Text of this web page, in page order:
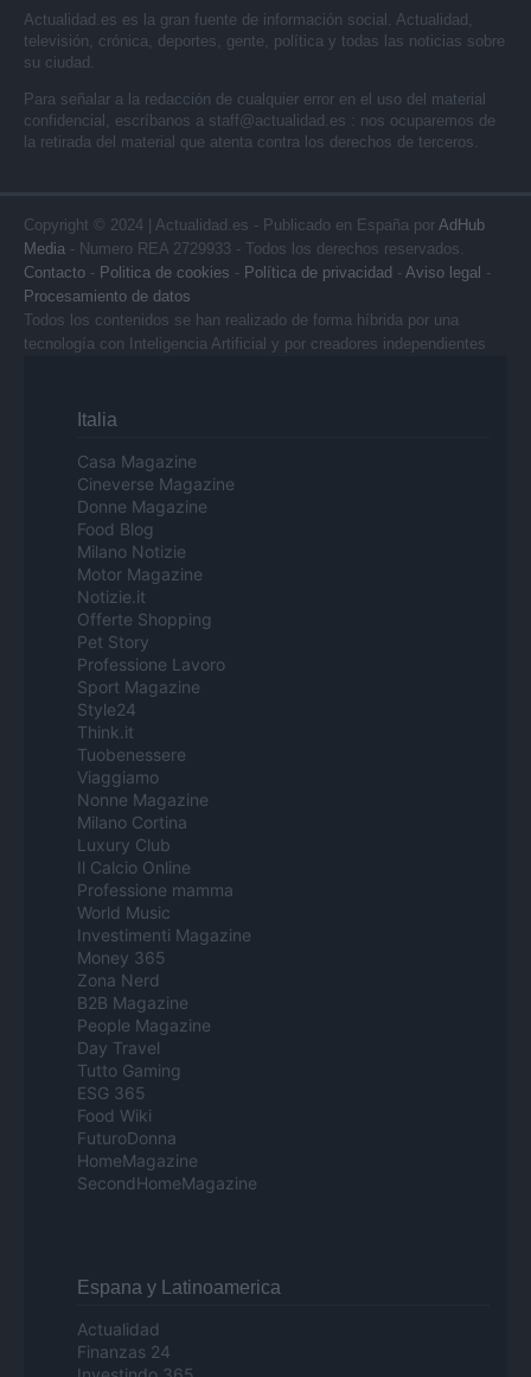
Actualidad.es es la gran fuente de información social. Actualidad,
televisión, crónica, deportes, gente, política y todas las noticias sobre
su ciudad.
Para señalar a la redacción de cualquier error en el uso del material
confidencial, escríbanos a staff@actualidad.es : nos ocuparemos de
la retirada del material que atenta contra los derechos de terceros.
Copyright © 2024 | Actualidad.es - Publicado en España por AdHub
Media - Numero REA 2729933 - Todos los derechos reservados.
Contacto - Politica de cookies - Política de privacidad - Aviso legal -
Procesamiento de datos
Todos los contenidos se han realizado de forma híbrida por una
tecnología con Inteligencia Artificial y por creadores independientes
Italia
Casa Magazine
Cineverse Magazine
Donne Magazine
Food Blog
Milano Notizie
Motor Magazine
Notizie.it
Offerte Shopping
Pet Story
Professione Lavoro
Sport Magazine
Style24
Think.it
Tuobenessere
Viaggiamo
Nonne Magazine
Milano Cortina
Luxury Club
Il Calcio Online
Professione mamma
World Music
Investimenti Magazine
Money 365
Zona Nerd
B2B Magazine
People Magazine
Day Travel
Tutto Gaming
ESG 365
Food Wiki
FuturoDonna
HomeMagazine
SecondHomeMagazine
Espana y Latinoamerica
Actualidad
Finanzas 24